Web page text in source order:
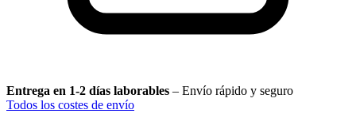
Entrega en 1-2 días laborables – Envío rápido y seguro
Todos los costes de envío